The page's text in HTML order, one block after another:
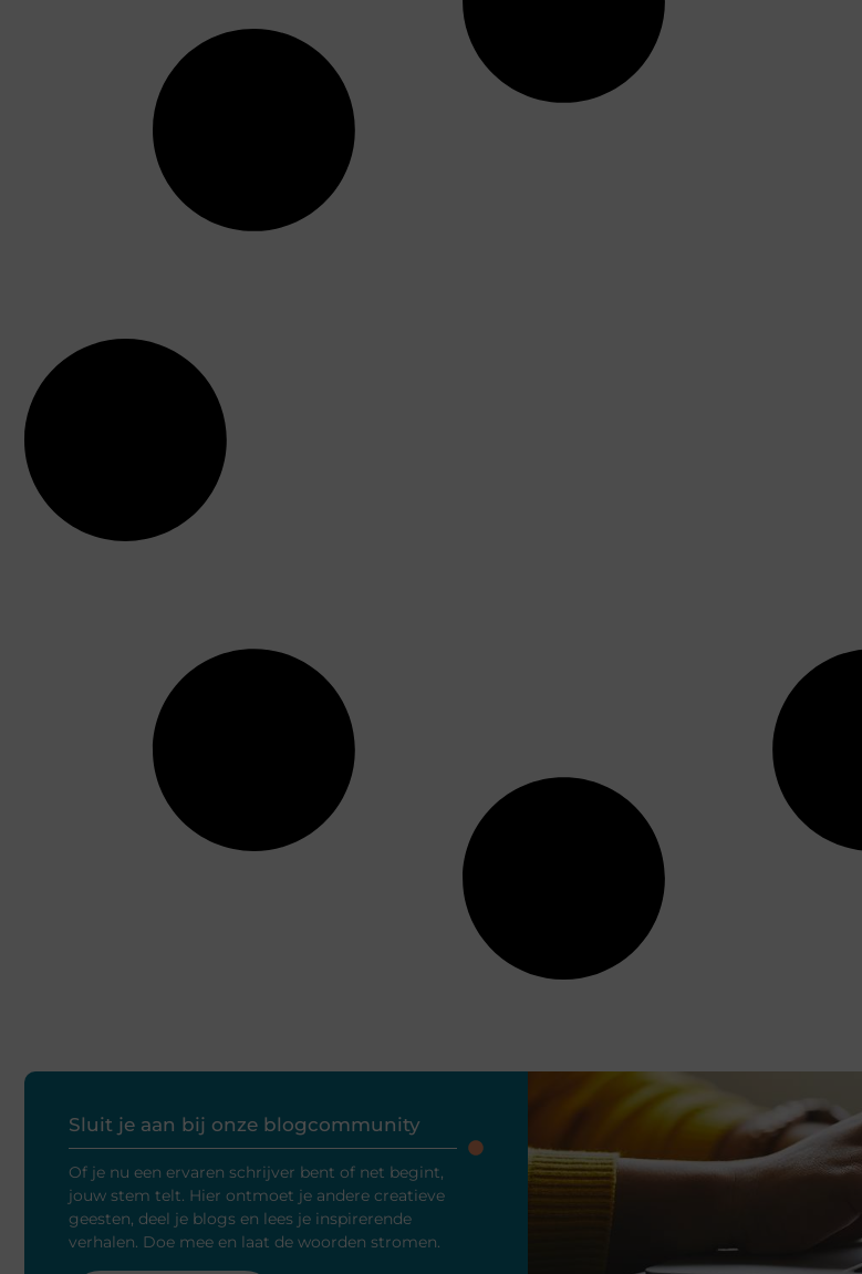
Sluit je aan bij onze blogcommunity
Of je nu een ervaren schrijver bent of net begint,
jouw stem telt. Hier ontmoet je andere creatieve
geesten, deel je blogs en lees je inspirerende
verhalen. Doe mee en laat de woorden stromen.